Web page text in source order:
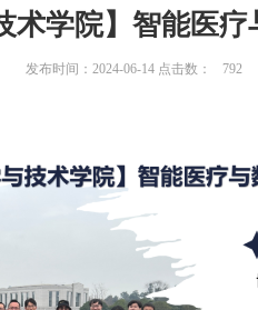
术学院】智能医
发布时间：2024-06-14 点击数： 792